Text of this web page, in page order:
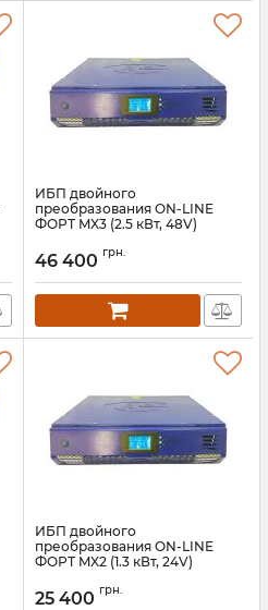
ИБП двойного
преобразования ON-LINE
ФОРТ MX3 (2.5 кВт, 48V)
46 400 грн.
ИБП двойного
преобразования ON-LINE
ФОРТ MX2 (1.3 кВт, 24V)
25 400 грн.